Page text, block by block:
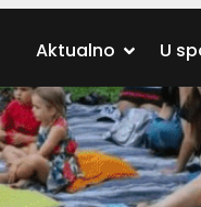
Aktualno U